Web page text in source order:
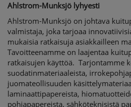
Ahlstrom-Munksjö lyhyesti
Ahlstrom-Munksjö on johtava
valmistaja, joka tarjoaa
mukaisia ratkaisuja asiakkailleen
Tavoitteenamme on laajentaa
ratkaisujen käyttöä. Tarjontamme
suodatinmateriaaleista,
juomateollisuuden
laminaattipapereista,
pohjapapereista, sähköteknisistä